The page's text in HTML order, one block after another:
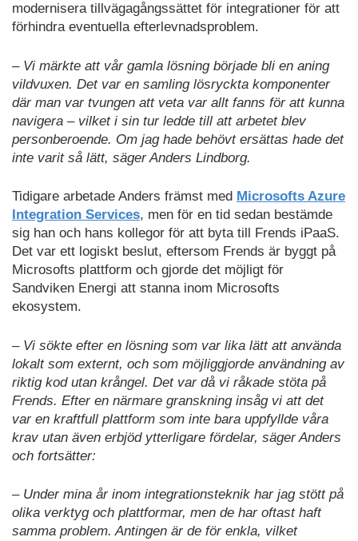
modernisera tillvägagångssättet för integrationer för att
förhindra eventuella efterlevnadsproblem.
– Vi märkte att vår gamla lösning började bli en aning
vildvuxen. Det var en samling lösryckta komponenter
där man var tvungen att veta var allt fanns för att kunna
navigera – vilket i sin tur ledde till att arbetet blev
personberoende. Om jag hade behövt ersättas hade det
inte varit så lätt, säger Anders Lindborg.
Tidigare arbetade Anders främst med Microsofts Azure
Integration Services, men för en tid sedan bestämde
sig han och hans kollegor för att byta till Frends iPaaS.
Det var ett logiskt beslut, eftersom Frends är byggt på
Microsofts plattform och gjorde det möjligt för
Sandviken Energi att stanna inom Microsofts
ekosystem.
– Vi sökte efter en lösning som var lika lätt att använda
lokalt som externt, och som möjliggjorde användning av
riktig kod utan krångel. Det var då vi råkade stöta på
Frends. Efter en närmare granskning insåg vi att det
var en kraftfull plattform som inte bara uppfyllde våra
krav utan även erbjöd ytterligare fördelar, säger Anders
och fortsätter:
– Under mina år inom integrationsteknik har jag stött på
olika verktyg och plattformar, men de har oftast haft
samma problem. Antingen är de för enkla, vilket